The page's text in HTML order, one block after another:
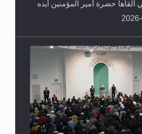
ألقاها حضرة أمير المؤمنين أيده